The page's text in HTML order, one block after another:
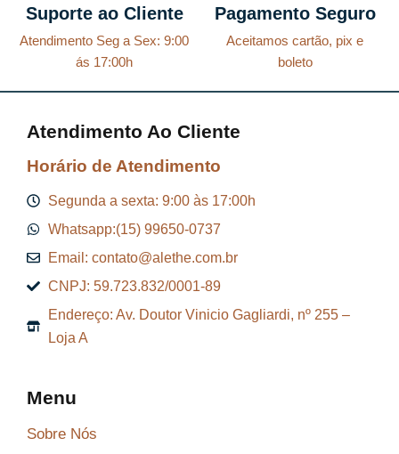
Suporte ao Cliente
Atendimento Seg a Sex: 9:00
ás 17:00h
Pagamento Seguro
Aceitamos cartão, pix e
boleto
Atendimento Ao Cliente
Horário de Atendimento
Segunda a sexta: 9:00 às 17:00h
Whatsapp:(15) 99650-0737
Email: contato@alethe.com.br
CNPJ: 59.723.832/0001-89
Endereço: Av. Doutor Vinicio Gagliardi, nº 255 –
Loja A
Menu
Sobre Nós